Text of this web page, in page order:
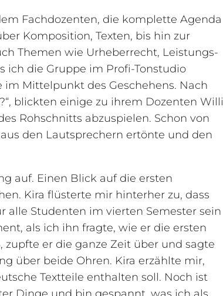
Fachdozenten, die komplette Agenda
Komposition, Texten, bis hin zur
Themen wie Urheberrecht, Leistungs-
ich die Gruppe im Profi-Tonstudio
im Mittelpunkt des Geschehens. Nach
blickten einige zu ihrem Dozenten Willi
Rohschnitts abzuspielen. Schon von
den Lautsprechern ertönte und den
auf. Einen Blick auf die ersten
Kira flüsterte mir hinterher zu, dass
alle Studenten im vierten Semester sein
als ich ihn fragte, wie er die ersten
zupfte er die ganze Zeit über und sagte
über beide Ohren. Kira erzählte mir,
Textteile enthalten soll. Noch ist